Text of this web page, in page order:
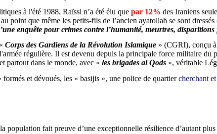
à l'été 1988, Raïssi n’a été élu que par 12% des Iraniens
point que même les petits-fils de l’ancien ayatollah se sont
enquête pour crimes contre l’humanité, meurtres,
Corps des Gardiens de la Révolution Islamique » (CGRI), conçu
régulière. Il est devenu depuis la principale force militaire du
partout dans le monde, avec « les brigades alQods », véritable
et dévoués, les « basijis », une police de quartiercherchant
population fait preuve d’une exceptionnelle résilience d’autant